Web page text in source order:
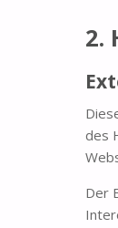
2.
des
Der